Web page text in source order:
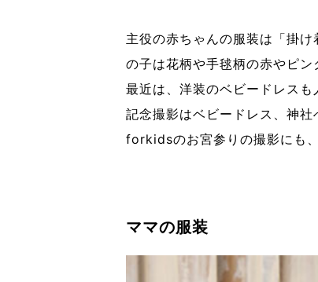
主役の赤ちゃんの服装は「掛
の子は花柄や手毬柄の赤やピン
最近は、洋装のベビードレス
記念撮影はベビードレス、神
forkidsのお宮参り の撮影にも
ママの服装